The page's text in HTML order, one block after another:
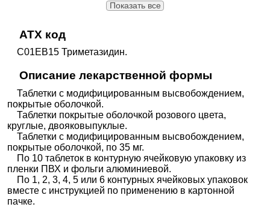
Показать все
ATX код
C01EB15 Триметазидин.
Описание лекарственной формы
Таблетки с модифицированным высвобождением,
покрытые оболочкой.
Таблетки покрытые оболочкой розового цвета,
круглые, двояковыпуклые.
Таблетки с модифицированным высвобождением,
покрытые оболочкой, по 35 мг.
По 10 таблеток в контурную ячейковую упаковку из
пленки ПВХ и фольги алюминиевой.
По 1, 2, 3, 4, 5 или 6 контурных ячейковых упаковок
вместе с инструкцией по применению в картонной
пачке.